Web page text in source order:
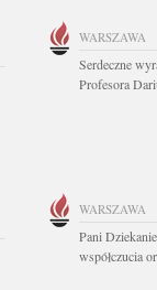
WARSZAWA
Serdeczne
Profesora
WARSZAWA
Pani
współczucia